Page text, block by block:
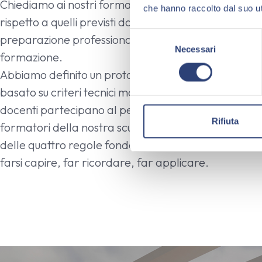
che hanno raccolto dal suo
e
z
n
e
d
s
e
Necessari
Rifiuta
Chiediamo ai nostri formatori requisiti formativi ed
rispetto a quelli previsti dalla normativa in termini di
preparazione professionale ed esperienza maturata
formazione.
Abbiamo definito un protocollo interno per
basato su criteri tecnici ma anche sull’attitudine al
docenti partecipano al percorso di formazione e
formatori della nostra scuola interna, finalizzato a
delle quattro regole fondamentali del formatore
farsi capire, far ricordare, far applicare.